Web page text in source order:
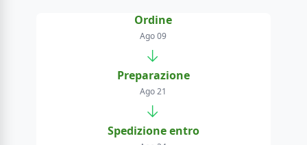
Ordine
Ago 09
→
Preparazione
Ago 21
→
Spedizione entro